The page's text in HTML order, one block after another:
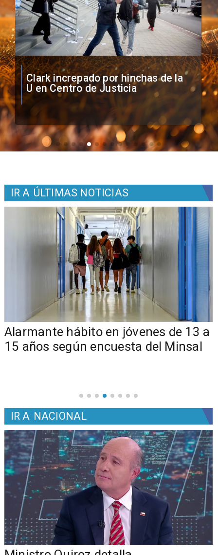
Vozinha firma contrato con Colo
Colo como nuevo arquero
IR A ÚLTIMAS NOTICIAS
Alarmante hábito en jóvenes de 13 a
15 años según encuesta del Minsal
IR A NACIONAL